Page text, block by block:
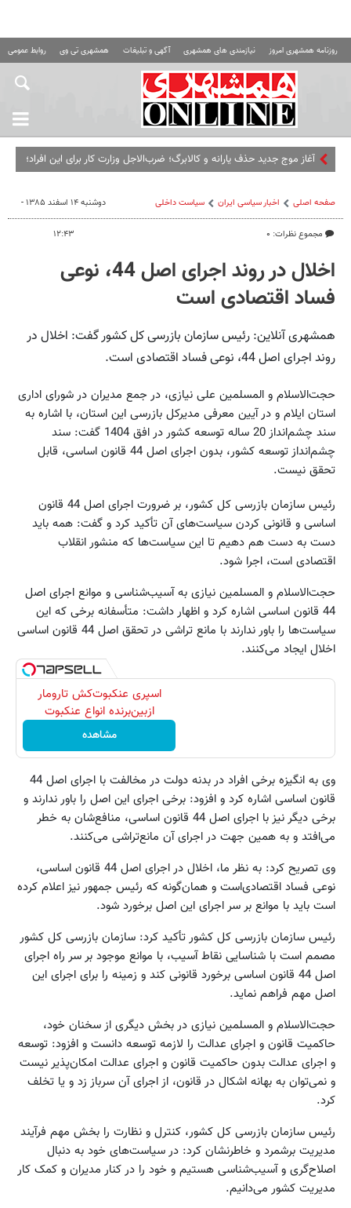
روزنامه همشهری امروز نیازمندی های همشهری آگهی و تبلیغات همشهری تی وی روابط عمومی
آغاز موج جدید حذف یارانه و کالابرگ؛ ضرب‌الاجل وزارت کار برای این افراد؛
صفحه اصلی اخبار سیاسی ایران سیاست داخلی
مجموع نظرات: ۰
دوشنبه ۱۴ اسفند ۱۳۸۵ -
۱۲:۴۳
اخلال در روند اجرای اصل 44، نوعی
فساد اقتصادی است
همشهری آنلاین: رئیس سازمان بازرسی کل کشور گفت: اخلال در
روند اجرای اصل 44، نوعی فساد اقتصادی است.
حجت‌الاسلام و المسلمین علی نیازی، در جمع مدیران در شورای اداری
استان ایلام و در آیین معرفی مدیرکل بازرسی این استان، با اشاره به
سند چشم‌انداز 20 ساله توسعه کشور در افق 1404 گفت: سند
چشم‌انداز توسعه کشور، بدون اجرای اصل 44 قانون اساسی، قابل
تحقق نیست.
رئیس سازمان بازرسی کل کشور، بر ضرورت اجرای اصل 44 قانون
اساسی و قانونی کردن سیاست‌های آن تأکید کرد و گفت: همه باید
دست به دست هم دهیم تا این سیاست‌ها که منشور انقلاب
اقتصادی است، اجرا شود.
حجت‌الاسلام و المسلمین نیازی به آسیب‌شناسی و موانع اجرای اصل
44 قانون اساسی اشاره کرد و اظهار داشت: متأسفانه برخی که این
سیاست‌ها را باور ندارند با مانع تراشی در تحقق اصل 44 قانون اساسی
اخلال ایجاد می‌کنند.
اسپری عنکبوت‌‌کش تارومار
ازبین‌برنده انواع عنکبوت
مشاهده
وی به انگیزه برخی افراد در بدنه دولت در مخالفت با اجرای اصل 44
قانون اساسی اشاره کرد و افزود: برخی اجرای این اصل را باور ندارند و
برخی دیگر نیز با اجرای اصل 44 قانون اساسی، منافع‌شان به خطر
می‌افتد و به همین جهت در اجرای آن مانع‌تراشی می‌کنند.
وی تصریح کرد: به نظر ما، اخلال در اجرای اصل 44 قانون اساسی،
نوعی فساد اقتصادی‌است و همان‌گونه که رئیس جمهور نیز اعلام کرده
است باید با موانع بر سر اجرای این اصل برخورد شود.
رئیس سازمان بازرسی کل کشور تأکید کرد: سازمان بازرسی کل کشور
مصمم است با شناسایی نقاط آسیب، با موانع موجود بر سر راه اجرای
اصل 44 قانون اساسی برخورد قانونی کند و زمینه را برای اجرای این
اصل مهم فراهم نماید.
حجت‌الاسلام و المسلمین نیازی در بخش دیگری از سخنان خود،
حاکمیت قانون و اجرای عدالت را لازمه توسعه دانست و افزود: توسعه
و اجرای عدالت بدون حاکمیت قانون و اجرای عدالت امکان‌پذیر نیست
و نمی‌توان به بهانه اشکال در قانون، از اجرای آن سرباز زد و یا تخلف
کرد.
رئیس سازمان بازرسی کل کشور، کنترل و نظارت را بخش مهم فرآیند
مدیریت برشمرد و خاطرنشان کرد: در سیاست‌های خود به دنبال
اصلاح‌گری و آسیب‌شناسی هستیم و خود را در کنار مدیران و کمک کار
مدیریت کشور می‌دانیم.